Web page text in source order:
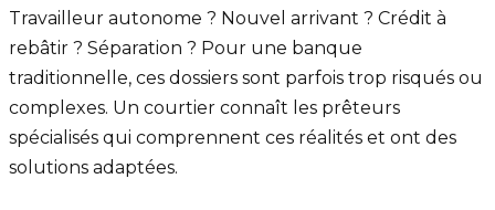
Travailleur autonome ? Nouvel arrivant ? Crédit à
rebâtir ? Séparation ? Pour une banque
traditionnelle, ces dossiers sont parfois trop risqués ou
complexes. Un courtier connaît les prêteurs
spécialisés qui comprennent ces réalités et ont des
solutions adaptées.